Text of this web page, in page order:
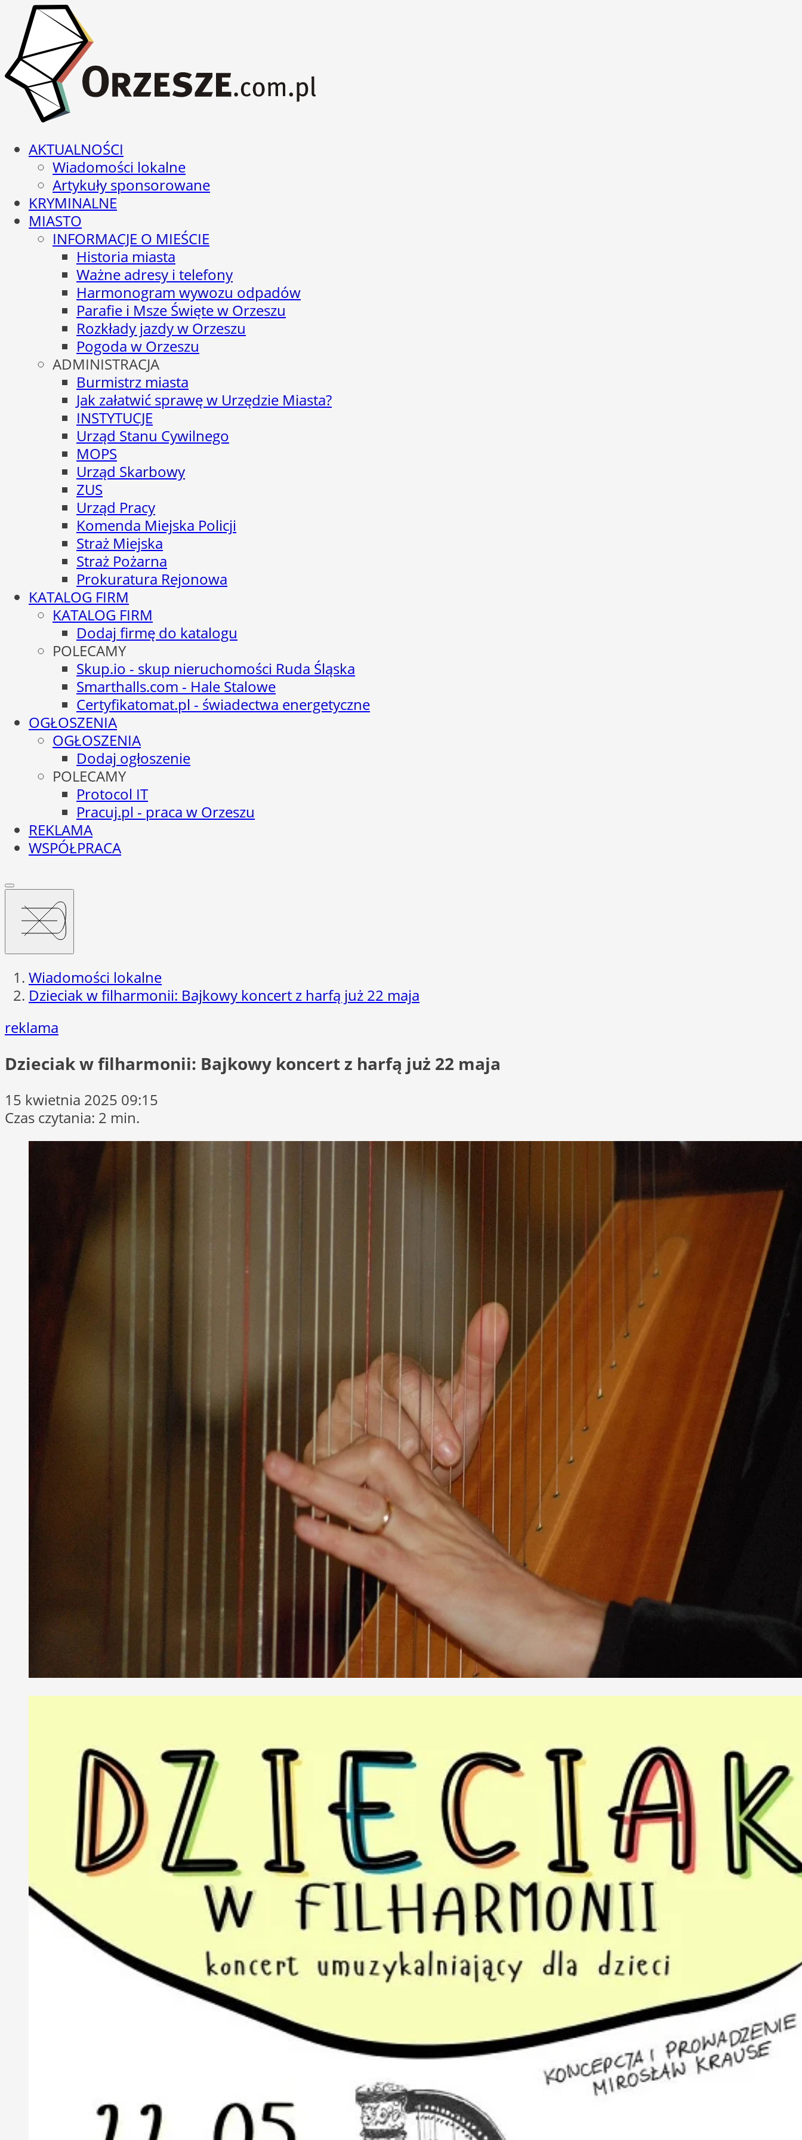
AKTUALNOŚCI
Wiadomości lokalne
Artykuły sponsorowane
KRYMINALNE
MIASTO
INFORMACJE O MIEŚCIE
Historia miasta
Ważne adresy i telefony
Harmonogram wywozu odpadów
Parafie i Msze Święte w Orzeszu
Rozkłady jazdy w Orzeszu
Pogoda w Orzeszu
ADMINISTRACJA
Burmistrz miasta
Jak załatwić sprawę w Urzędzie Miasta?
INSTYTUCJE
Urząd Stanu Cywilnego
MOPS
Urząd Skarbowy
ZUS
Urząd Pracy
Komenda Miejska Policji
Straż Miejska
Straż Pożarna
Prokuratura Rejonowa
KATALOG FIRM
KATALOG FIRM
Dodaj firmę do katalogu
POLECAMY
Skup.io - skup nieruchomości Ruda Śląska
Smarthalls.com - Hale Stalowe
Certyfikatomat.pl - świadectwa energetyczne
OGŁOSZENIA
OGŁOSZENIA
Dodaj ogłoszenie
POLECAMY
Protocol IT
Pracuj.pl - praca w Orzeszu
REKLAMA
WSPÓŁPRACA
Wiadomości lokalne
Dzieciak w filharmonii: Bajkowy koncert z harfą już 22 maja
reklama
Dzieciak w filharmonii: Bajkowy koncert z harfą już 22 maja
15 kwietnia 2025 09:15
Czas czytania: 2 min.